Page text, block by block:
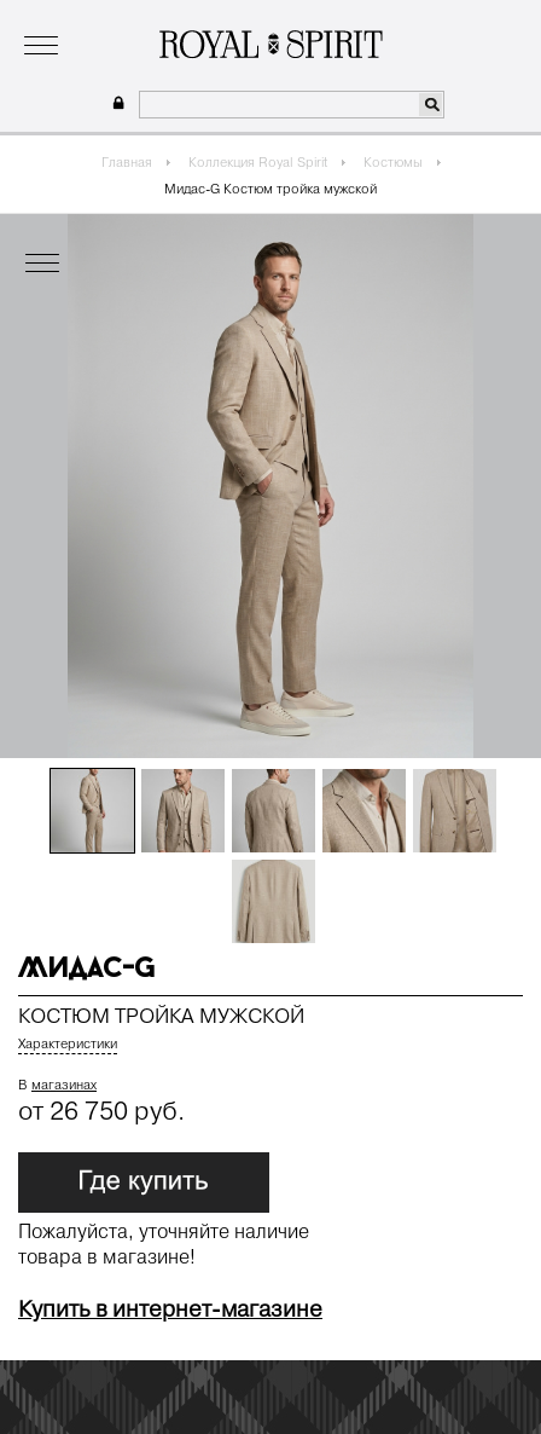
сотрудничество где купить
Главная Коллекция Royal Spirit
Костюмы
Мидас-G Костюм тройка мужской
Мидас-G
КОСТЮМ ТРОЙКА МУЖСКОЙ
Характеристики
В магазинах
от 26 750 руб.
Пожалуйста, уточняйте наличие
товара в магазине!
Купить в интернет-магазине